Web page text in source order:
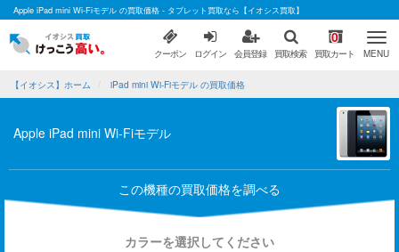
Apple iPad mini Wi-Fiモデル の買取価格 - タブレット買取なら【イオシス買取】
クーポン ログイン 会員登録 買取検索
0
買取カート MENU
【イオシス】ホーム iPad mini Wi-Fiモデル の買取価格
Apple iPad mini Wi-Fiモデル
この機種の買取価格を調べる
カラーを選択してください